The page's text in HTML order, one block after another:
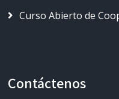
Curso Abierto de
Contáctenos